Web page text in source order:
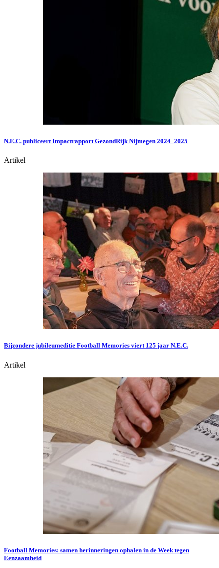
N.E.C. publiceert Impactrapport GezondRijk Nijmegen 2024–2025
Artikel
Bijzondere jubileumeditie Football Memories viert 125 jaar N.E.C.
Artikel
Football Memories: samen herinneringen ophalen in de Week tegen
Eenzaamheid